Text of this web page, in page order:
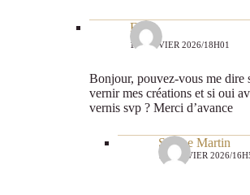
Flo
14 JANVIER 2026/18H01
Bonjour, pouvez-vous me dire
vernir mes créations et si oui
vernis svp ? Merci d’avance
Sabine Martin
16 JANVIER 2026/